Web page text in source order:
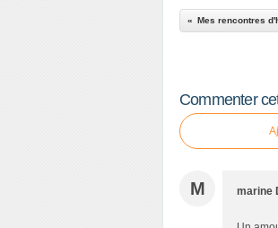
Mes rencontres
Commenter
M marine